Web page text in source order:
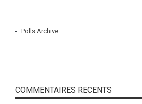
Polls Archive
COMMENTAIRES RECENTS